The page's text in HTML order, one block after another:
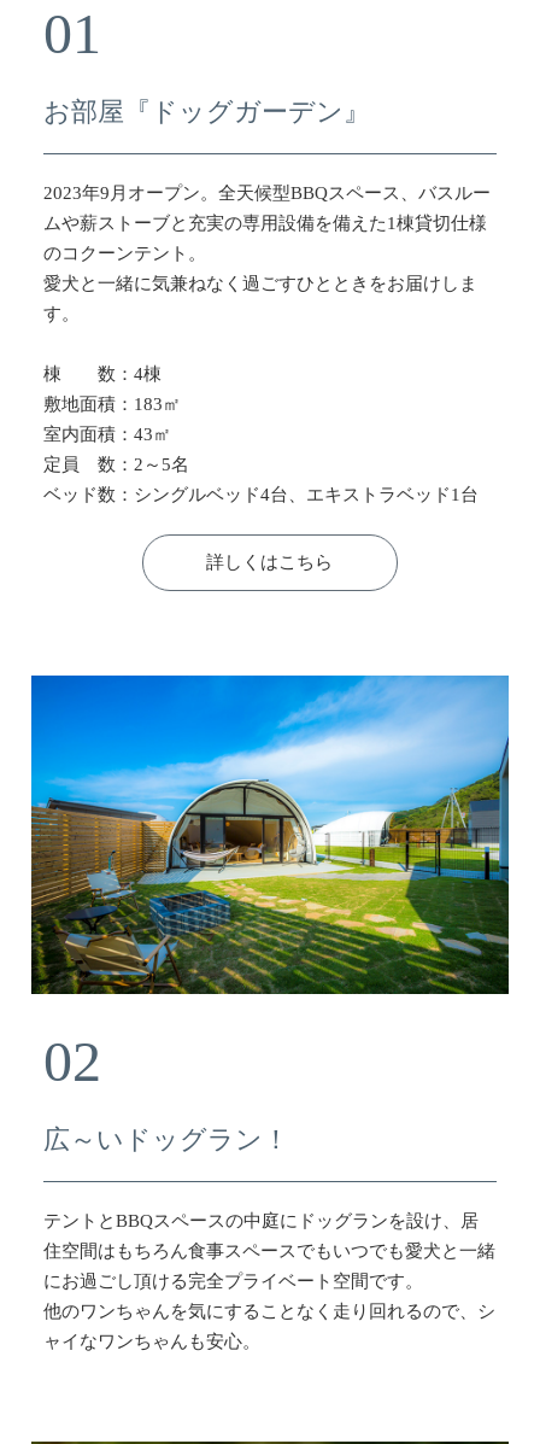
01
お部屋『ドッグガーデン』
2023年9月オープン。全天候型BBQスペース、バスルー
ムや薪ストーブと充実の専用設備を備えた1棟貸切仕様
のコクーンテント。
愛犬と一緒に気兼ねなく過ごすひとときをお届けしま
す。
棟 数：4棟
敷地面積：183㎡
室内面積：43㎡
定員 数：2～5名
ベッド数：シングルベッド4台、エキストラベッド1台
詳しくはこちら
02
広～いドッグラン！
テントとBBQスペースの中庭にドッグランを設け、居
住空間はもちろん食事スペースでもいつでも愛犬と一緒
にお過ごし頂ける完全プライベート空間です。
他のワンちゃんを気にすることなく走り回れるので、シ
ャイなワンちゃんも安心。